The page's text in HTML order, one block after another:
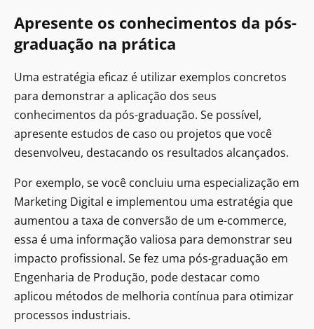
Apresente os conhecimentos da pós-
graduação na prática
Uma estratégia eficaz é utilizar exemplos concretos
para demonstrar a aplicação dos seus
conhecimentos da pós-graduação. Se possível,
apresente estudos de caso ou projetos que você
desenvolveu, destacando os resultados alcançados.
Por exemplo, se você concluiu uma especialização em
Marketing Digital e implementou uma estratégia que
aumentou a taxa de conversão de um e-commerce,
essa é uma informação valiosa para demonstrar seu
impacto profissional. Se fez uma pós-graduação em
Engenharia de Produção, pode destacar como
aplicou métodos de melhoria contínua para otimizar
processos industriais.